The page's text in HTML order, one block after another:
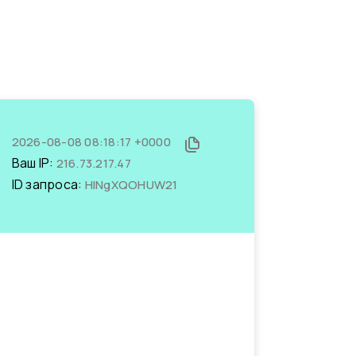
2026-08-08 08:18:17 +0000
Ваш IP: 216.73.217.47
ID запроса: HINgXQOHUW21